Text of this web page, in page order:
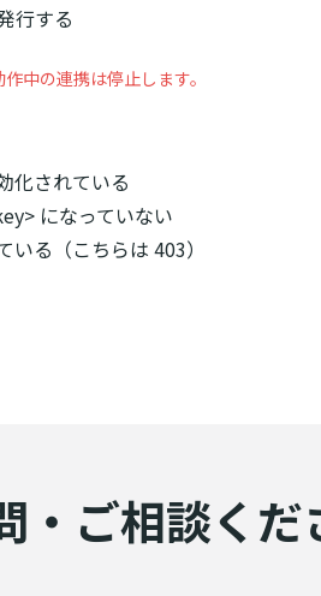
行する
中の連携は停止します。
化されている
になっていない
る（こちらは 403）
・ご相談くだ